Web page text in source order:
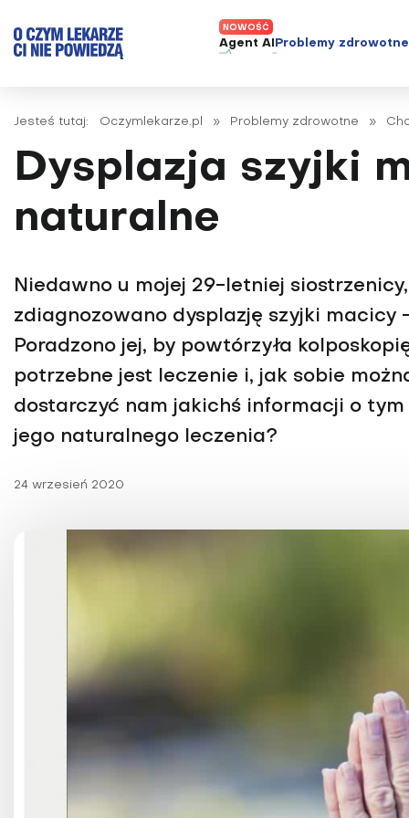
Agent AI Problemy zdrowotne
Astma
Autyzm
Bóle głowy i migreny
Celiakia
Choroby jelit
Choroby kobiece
Nowe
Jesteś tutaj: Oczymlekarze.pl » Problemy zdrowotne »
Dysplazja szyjki
naturalne
Niedawno u mojej 29-letniej
zdiagnozowano dysplazję szyjki macicy
Poradzono jej, by powtórzyła
potrzebne jest leczenie i, jak sobie
dostarczyć nam jakichś informacji o
jego naturalnego leczenia?
24 wrzesień 2020